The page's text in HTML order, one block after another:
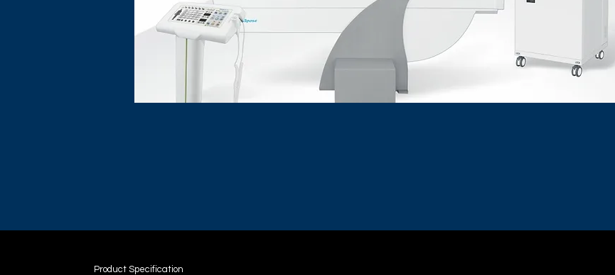
Product Specification